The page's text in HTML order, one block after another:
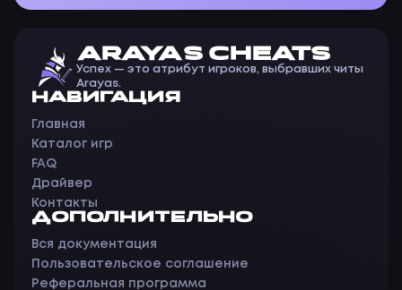
ARAYAS CHEATS
Успех — это атрибут игроков, выбравших читы
Arayas.
НАВИГАЦИЯ
Главная
Каталог игр
FAQ
Драйвер
Контакты
ДОПОЛНИТЕЛЬНО
Вся документация
Пользовательское соглашение
Реферальная программа